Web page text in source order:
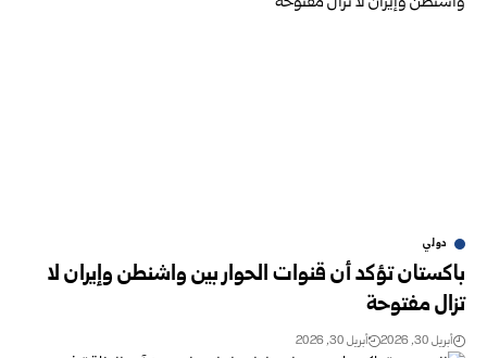
دولي
باكستان تؤكد أن قنوات الحوار بين واشنطن وإيران لا
تزال مفتوحة
أبريل 30, 2026 أبريل 30, 2026